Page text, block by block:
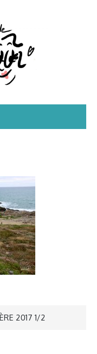
– le
Nadoo
2017 1/2